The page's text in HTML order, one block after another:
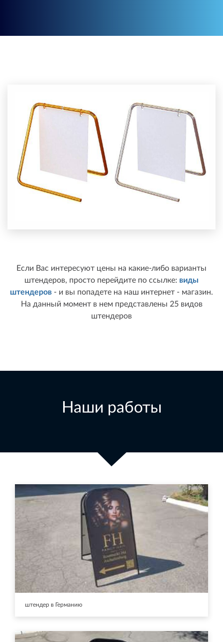
Если Вас интересуют цены на какие-либо варианты
штендеров, просто перейдите по ссылке: виды
штендеров - и вы попадете на наш интернет - магазин.
На данный момент в нем представлены 25 видов
штендеров
Наши работы
штендер в Германию